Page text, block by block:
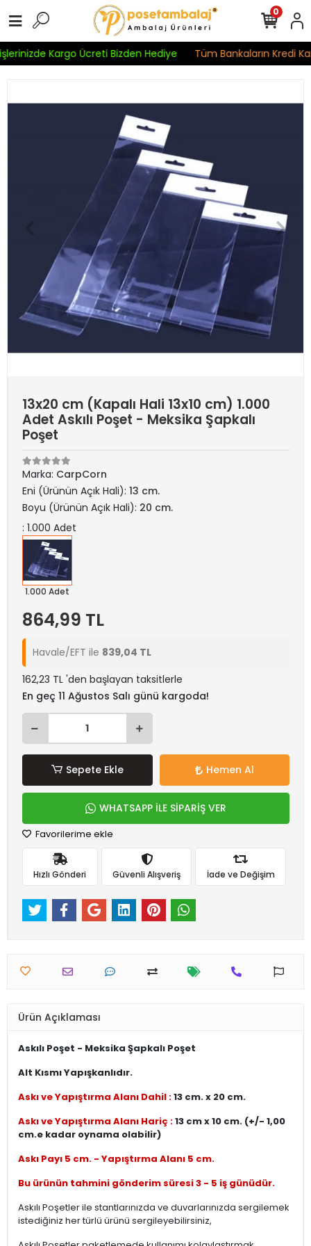
Kargo Ücreti Bizden Hediye Tüm Bankaların Kredi
0
13x20 cm (Kapalı Hali 13x10 cm) 1.000
Adet Askılı Poşet - Meksika Şapkalı
Poşet
Marka: CarpCorn
Eni (Ürünün Açık Hali): 13 cm.
Boyu (Ürünün Açık Hali): 20 cm.
: 1.000 Adet
1.000 Adet
864,99 TL
Havale/EFT ile 839,04 TL
162,23 TL 'den başlayan taksitlerle
En geç 11 Ağustos Salı günü kargoda!
Sepete Ekle Hemen Al
WHATSAPP İLE SİPARİŞ VER
Favorilerime ekle
Hızlı Gönderi Güvenli Alışveriş İade ve Değişim
Ürün Açıklaması
Askılı Poşet - Meksika Şapkalı Poşet
Alt Kısmı Yapışkanlıdır.
Askı ve Yapıştırma Alanı Dahil :13 cm. x 20 cm.
Askı ve Yapıştırma Alanı Hariç :13 cm x 10 cm. (+/- 1,00
cm.e kadar oynama olabilir)
Askı Payı 5 cm. - Yapıştırma Alanı 5 cm.
Bu ürünün tahmini gönderim süresi 3 - 5 iş günüdür.
Askılı Poşetler ile stantlarınızda ve duvarlarınızda sergilemek
istediğiniz her türlü ürünü sergileyebilirsiniz,